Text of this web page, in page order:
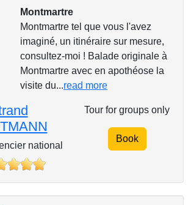
Montmartre
Montmartre tel que vous l'avez
imaginé, un itinéraire sur mesure,
consultez-moi ! Balade originale à
Montmartre avec en apothéose la
visite du...read more
national
Tour for groups only
Book